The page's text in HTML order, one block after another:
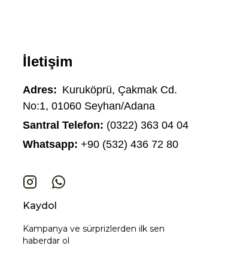
İletişim
Adres: Kuruköprü, Çakmak Cd.
No:1, 01060 Seyhan/Adana
Santral Telefon: (0322) 363 04 04
Whatsapp: +90 (532) 436 72 80
Kaydol
Kampanya ve sürprizlerden ilk sen
haberdar ol